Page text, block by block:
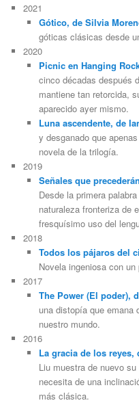
2021
Gótico, de Silvia
góticas clásicas desde
2020
Picnic en Hanging
cinco décadas después
mantiene tan retorcida,
aparecido ayer mismo.
Luna ascendente, de
y desganado que
novela de la trilogía.
2019
Señales que
Desde la primera
naturaleza fronteriza de
fresquísimo uso del
2018
Todos los pájaros del
Novela ingeniosa con
2017
The Power (El poder),
una distopía que emana
nuestro mundo.
2016
La gracia de los reyes,
Liu muestra de nuevo
necesita de una
más clásica.